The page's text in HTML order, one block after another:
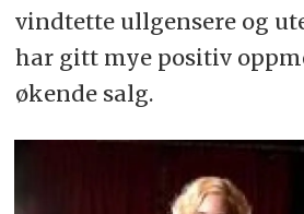
vindtette ullgensere og
har gitt mye positiv
økende salg.